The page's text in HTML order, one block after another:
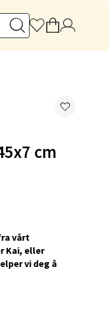
cm
vårt
Kai, eller
vi deg å